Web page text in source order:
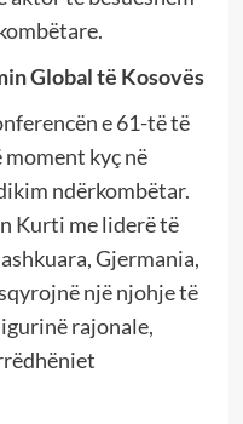
Global të Kosovës
e 61-të të
kyç në
ndërkombëtar.
Kurti me liderë të
Gjermania,
një njohje të
rajonale,